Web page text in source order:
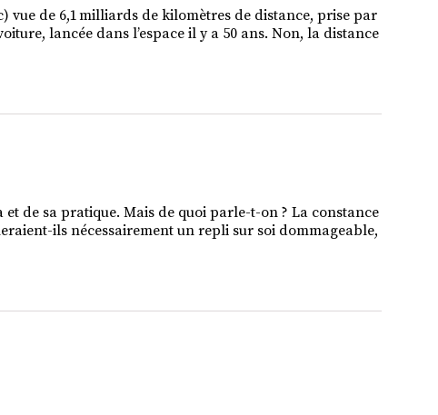
vue de 6,1 milliards de kilomètres de distance, prise par
lancée dans l’espace il y a 50 ans. Non, la distance
et de sa pratique. Mais de quoi parle-t-on ? La constance
ils nécessairement un repli sur soi dommageable,